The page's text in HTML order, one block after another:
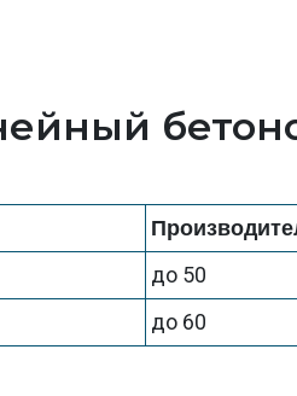
до 50
до 60